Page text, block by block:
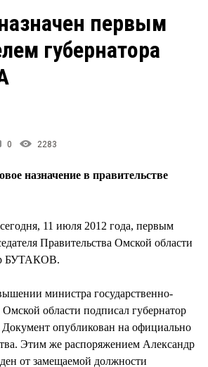
Рейтинги
Блоги
первым
губернатора
0 2283
назначение в правительстве
11 июля 2012 года, первым
Правительства Омской области
БУТАКОВ.
министра государственно-
Омской области подписал губернатор
опубликован на официально
Этим же распоряжением Александр
от замещаемой должности